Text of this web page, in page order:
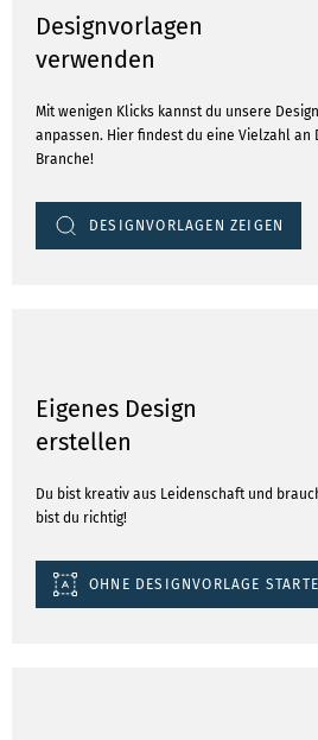
Designvorlagen
verwenden
Mit wenigen Klicks kannst du unsere
anpassen. Hier findest du eine Vielzahl an
Branche!
DESIGNVORLAGEN ZEIGEN
Eigenes Design
erstellen
Du bist kreativ aus Leidenschaft und
bist du richtig!
OHNE DESIGNVORLAGE